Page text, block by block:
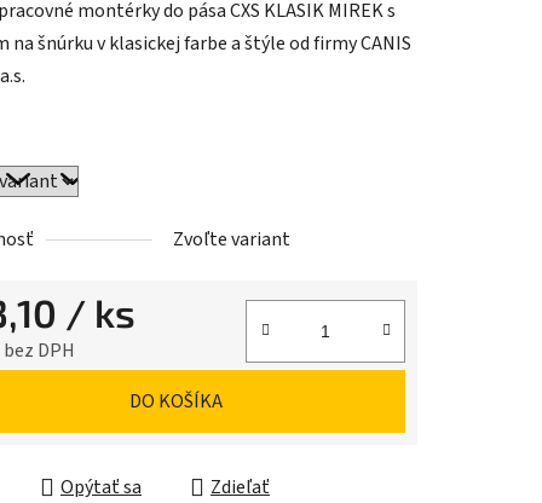
montérky do pása CXS KLASIK MIREK s
na šnúrku v klasickej farbe a štýle od firmy CANIS
Zvoľte variant
/ ks
DPH
DO KOŠÍKA
Opýtať sa Zdieľať